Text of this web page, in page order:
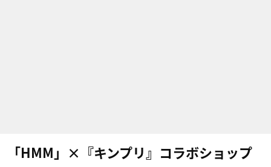
「HMM」×『キンプリ』コラボショップ